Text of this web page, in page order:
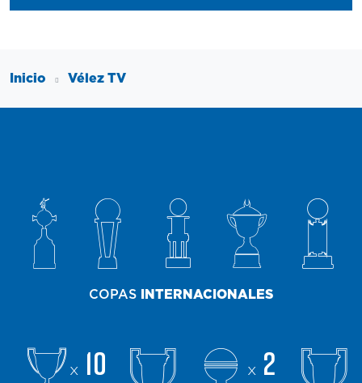
Inicio Vélez TV
COPAS INTERNACIONALES
x 10 x 2